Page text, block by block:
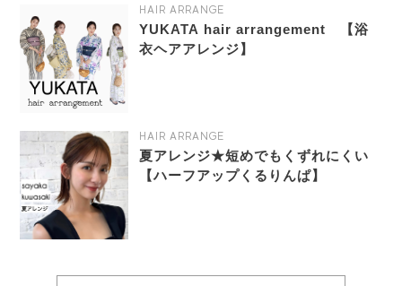
HAIR ARRANGE
YUKATA hair arrangement 【浴
衣ヘアアレンジ】
HAIR ARRANGE
夏アレンジ★短めでもくずれにくい
【ハーフアップくるりんぱ】